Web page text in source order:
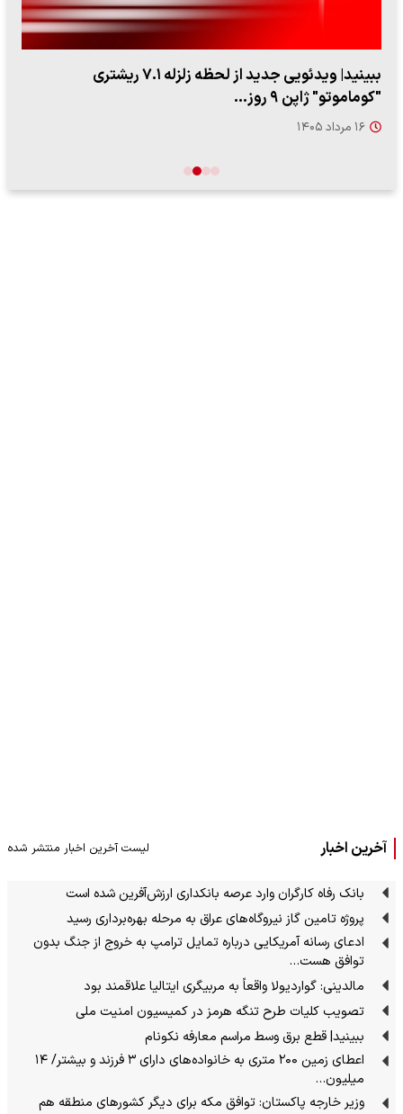
ببینید| ویدئویی جدید از لحظه زلزله ۷.۱ ریشتری
"کوماموتو" ژاپن ۹ روز…
۱۶ مرداد ۱۴۰۵
آخرین اخبار لیست آخرین اخبار منتشر شده
بانک رفاه کارگران وارد عرصه بانکداری ارزش‌آفرین شده است
پروژه تامین گاز نیروگاه‌های عراق به مرحله بهره‌برداری رسید
ادعای رسانه آمریکایی درباره تمایل ترامپ به خروج از جنگ بدون
توافق هست…
مالدینی: گواردیولا واقعاً به مربیگری ایتالیا علاقمند بود
تصویب کلیات طرح تنگه هرمز در کمیسیون امنیت ملی
ببینید| قطع برق وسط مراسم معارفه نکونام
اعطای زمین ۲۰۰ متری به خانواده‌های دارای ۳ فرزند و بیشتر/ ۱۴
میلیون…
وزیر خارجه پاکستان: توافق مکه برای دیگر کشورهای منطقه هم